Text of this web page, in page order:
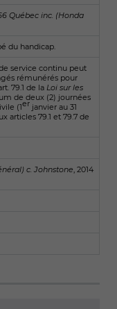
Québec inc. (Honda
du handicap.
service continu peut
rémunérés pour
79.1 de la Loi sur les
de deux (2) journées
(1er janvier au 31
articles 79.1 et 79.7 de
c. Johnstone, 2014